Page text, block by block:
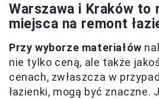
Warszawa i Kraków to
miejsca na remont
Przy wyborze materiałów
nie tylko ceną, ale także
cenach, zwłaszcza w
łazienki, mogą być znaczne.